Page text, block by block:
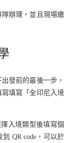
辦理，並且現場繳
發前的最後一步，
填寫「全印尼入境
擇入境類型後填寫個
QR code，可以於